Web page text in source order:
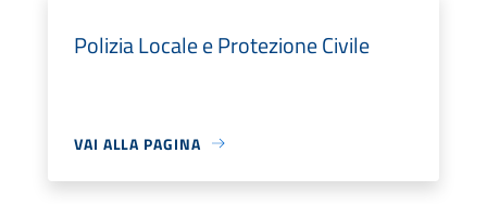
Polizia Locale e Protezione Civile
VAI ALLA PAGINA